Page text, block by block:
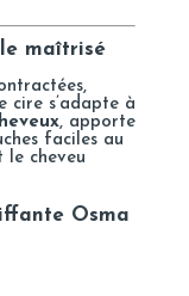
maîtrisé
cire s’adapte à
, apporte
faciles au
le cheveu
Osma